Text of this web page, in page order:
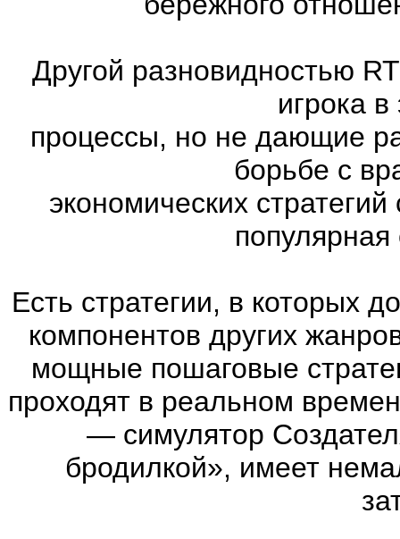
Другой разновидностью
игрока
процессы, но не дающие
борьбе с
экономических
Есть стратегии, в которых
компонентов других
мощные пошаговые
проходят в реальном
— симулятор
бродилкой», имеет